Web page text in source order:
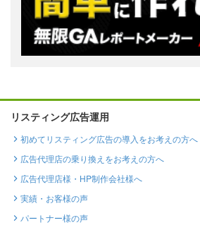
リスティング広告運用
初めてリスティング広告の導入をお考えの方へ
広告代理店の乗り換えをお考えの方へ
広告代理店様・HP制作会社様へ
実績・お客様の声
パートナー様の声